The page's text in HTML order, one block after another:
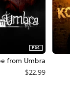
from Umbra
PS4
$22.99